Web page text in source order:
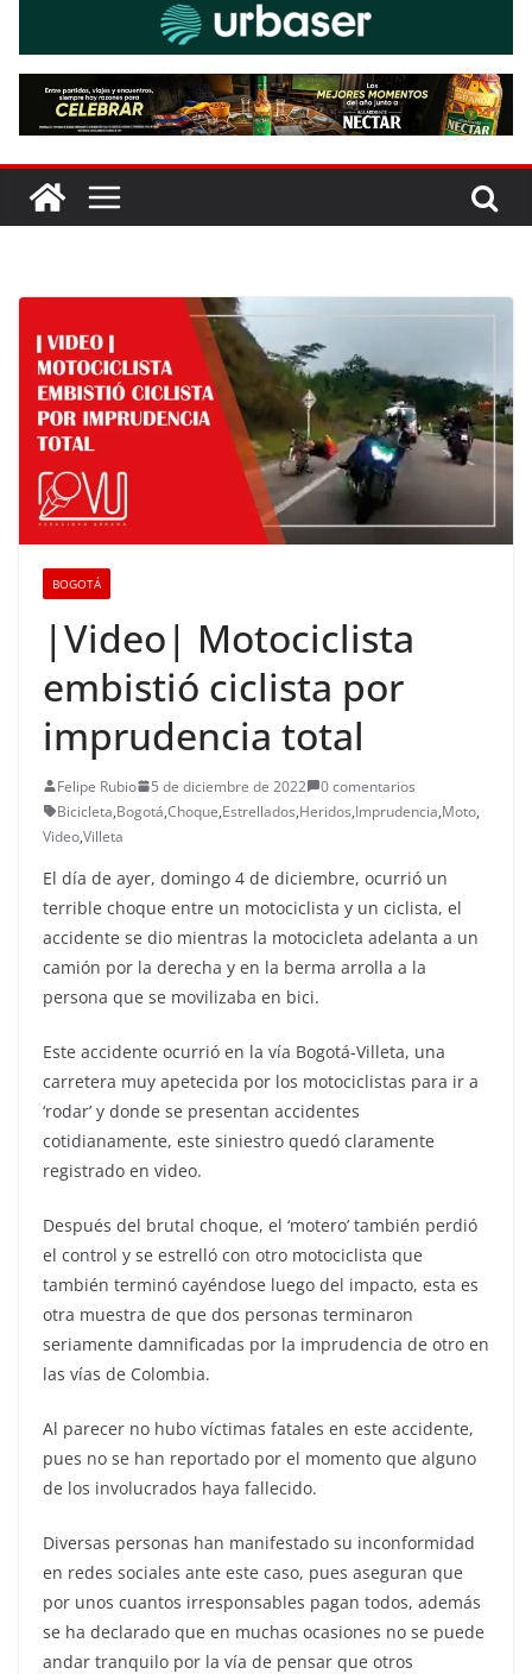
BOGOTÁ
|Video| Motociclista
embistió ciclista por
imprudencia total
Felipe Rubio 5 de diciembre de 2022
0 comentarios
Bicicleta,Bogotá,Choque,Estrellados,Heridos,Imprudencia,Moto,
Video,Villeta
El día de ayer, domingo 4 de diciembre, ocurrió un
terrible choque entre un motociclista y un ciclista, el
accidente se dio mientras la motocicleta adelanta a un
camión por la derecha y en la berma arrolla a la
persona que se movilizaba en bici.
Este accidente ocurrió en la vía Bogotá-Villeta, una
carretera muy apetecida por los motociclistas para ir a
‘rodar’ y donde se presentan accidentes
cotidianamente, este siniestro quedó claramente
registrado en video.
Después del brutal choque, el ‘motero’ también perdió
el control y se estrelló con otro motociclista que
también terminó cayéndose luego del impacto, esta es
otra muestra de que dos personas terminaron
seriamente damnificadas por la imprudencia de otro en
las vías de Colombia.
Al parecer no hubo víctimas fatales en este accidente,
pues no se han reportado por el momento que alguno
de los involucrados haya fallecido.
Diversas personas han manifestado su inconformidad
en redes sociales ante este caso, pues aseguran que
por unos cuantos irresponsables pagan todos, además
se ha declarado que en muchas ocasiones no se puede
andar tranquilo por la vía de pensar que otros